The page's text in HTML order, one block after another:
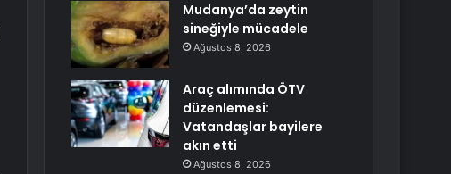
Mudanya’da zeytin
sineğiyle mücadele
Ağustos 8, 2026
Araç alımında ÖTV
düzenlemesi:
Vatandaşlar bayilere
akın etti
Ağustos 8, 2026